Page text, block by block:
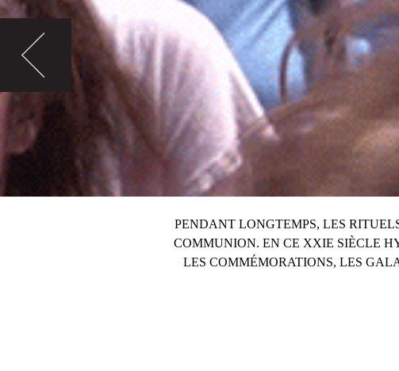
PENDANT LONGTEMPS, LES
COMMUNION. EN CE XXIE SIÈCLE
LES COMMÉMORATIONS, LES